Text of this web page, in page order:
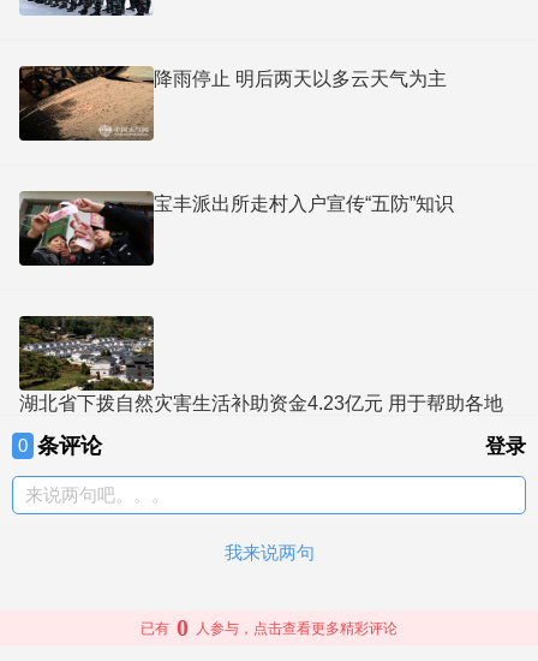
降雨停止 明后两天以多云天气为主
宝丰派出所走村入户宣传“五防”知识
湖北省下拨自然灾害生活补助资金4.23亿元 用于帮助各地
重点保障受灾群众
0 条评论 登录
来说两句吧。。。
我来说两句
已有 0 人参与，点击查看更多精彩评论